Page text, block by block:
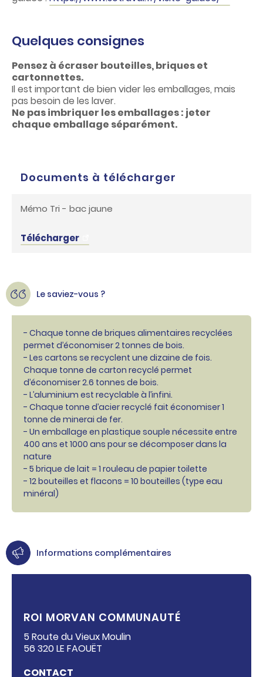
Quelques consignes
Pensez à écraser bouteilles, briques et
cartonnettes.
Il est important de bien vider les emballages, mais
pas besoin de les laver.
Ne pas imbriquer les emballages : jeter
chaque emballage séparément.
Documents à télécharger
Mémo Tri - bac jaune
Télécharger
Le saviez-vous ?
- Chaque tonne de briques alimentaires recyclées
permet d’économiser 2 tonnes de bois.
- Les cartons se recyclent une dizaine de fois.
Chaque tonne de carton recyclé permet
d’économiser 2.6 tonnes de bois.
- L’aluminium est recyclable à l’infini.
- Chaque tonne d’acier recyclé fait économiser 1
tonne de minerai de fer.
- Un emballage en plastique souple nécessite entre
400 ans et 1000 ans pour se décomposer dans la
nature
- 5 brique de lait = 1 rouleau de papier toilette
- 12 bouteilles et flacons = 10 bouteilles (type eau
minéral)
Informations complémentaires
ROI MORVAN COMMUNAUTÉ
5 Route du Vieux Moulin
56 320 LE FAOUËT
CONTACT